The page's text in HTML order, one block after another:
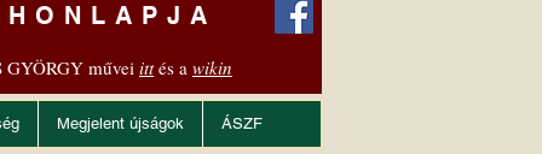
műveiittés a wikin
Megjelent újságok ÁSZF